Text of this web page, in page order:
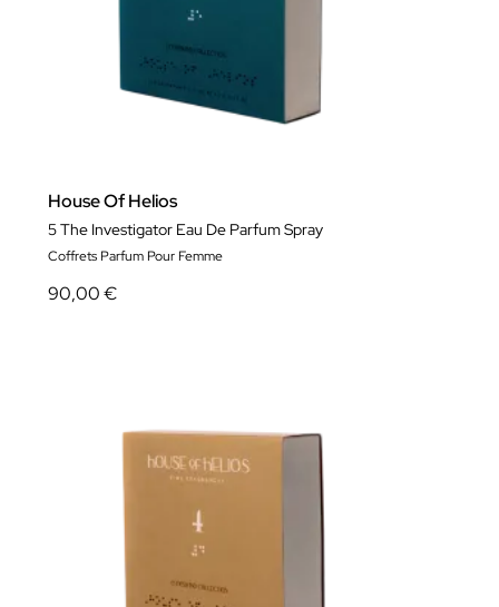
House Of Helios
5 The Investigator Eau De Parfum Spray
Coffrets Parfum Pour Femme
90,00 €